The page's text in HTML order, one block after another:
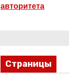
авторитета
Страницы